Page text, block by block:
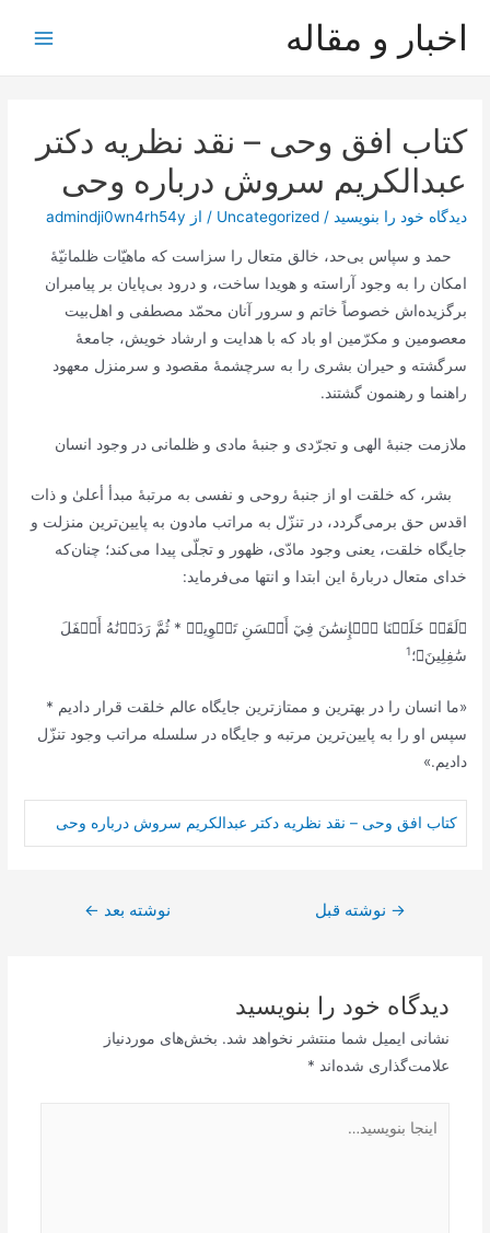
اخبار و مقاله
کتاب افق وحی – نقد نظريه دکتر
عبدالكريم سروش درباره وحى
دیدگاه‌ خود را بنویسید /
Uncategorized / از admindji0wn4rh54y
حمد و سپاس بی‌حد، خالق متعال را سزاست که ماهیّات ظلمانیّۀ
امکان را به وجود آراسته و هویدا ساخت، و درود بی‌پایان بر پیامبران
برگزیده‌اش خصوصاً خاتم و سرور آنان محمّد مصطفی و اهل‌بیت
معصومین و مکرّمین او باد که با هدایت و ارشاد خویش، جامعۀ
سرگشته و حیران بشری را به سرچشمۀ مقصود و سرمنزل معهود
راهنما و رهنمون گشتند.
ملازمت جنبۀ الهی و تجرّدی و جنبۀ مادی و ظلمانی در وجود انسان
بشر، که خلقت او از جنبۀ روحی و نفسی به مرتبۀ مبدأ أعلیٰ و ذات
اقدس حق برمی‌گردد، در تنزّل به مراتب مادون به پایین‌ترین منزلت و
جایگاه خلقت، یعنی وجود مادّی، ظهور و تجلّی پیدا می‌کند؛ چنان‌که
خدای متعال دربارۀ این ابتدا و انتها می‌فرماید:
﴿لَقَدۡ خَلَقۡنَا ٱلۡإِنسَٰنَ فِيٓ أَحۡسَنِ تَقۡوِيمٖ * ثُمَّ رَدَدۡنَٰهُ أَسۡفَلَ
سَٰفِلِينَ﴾؛1
«ما انسان را در بهترین و ممتازترین جایگاه عالم خلقت قرار دادیم *
سپس او را به پایین‌ترین مرتبه و جایگاه در سلسله مراتب وجود تنزّل
دادیم.»
کتاب افق وحی – نقد نظريه دکتر عبدالكريم سروش درباره وحى
راهبری→ نوشته قبل نوشته بعد ←
دیدگاه‌ خود را بنویسید
نشانی ایمیل شما منتشر نخواهد شد. بخش‌های موردنیاز
علامت‌گذاری شده‌اند *
بنویسید…